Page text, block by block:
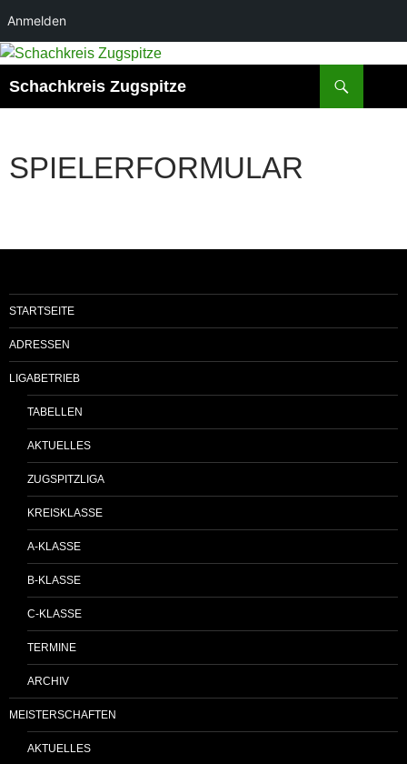
Anmelden
Schachkreis Zugspitze
SPIELERFORMULAR
STARTSEITE
ADRESSEN
LIGABETRIEB
TABELLEN
AKTUELLES
ZUGSPITZLIGA
KREISKLASSE
A-KLASSE
B-KLASSE
C-KLASSE
TERMINE
ARCHIV
MEISTERSCHAFTEN
AKTUELLES